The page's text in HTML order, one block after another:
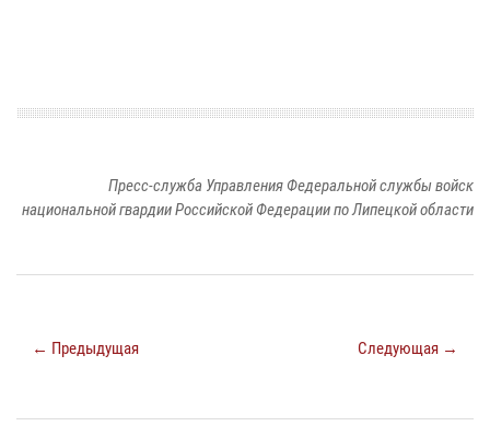
Пресс-служба Управления Федеральной службы войск
национальной гвардии Российской Федерации по Липецкой области
← Предыдущая Следующая →